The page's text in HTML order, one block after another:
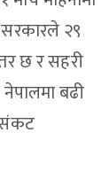
२९
छ र सहरी
बढी
संकट